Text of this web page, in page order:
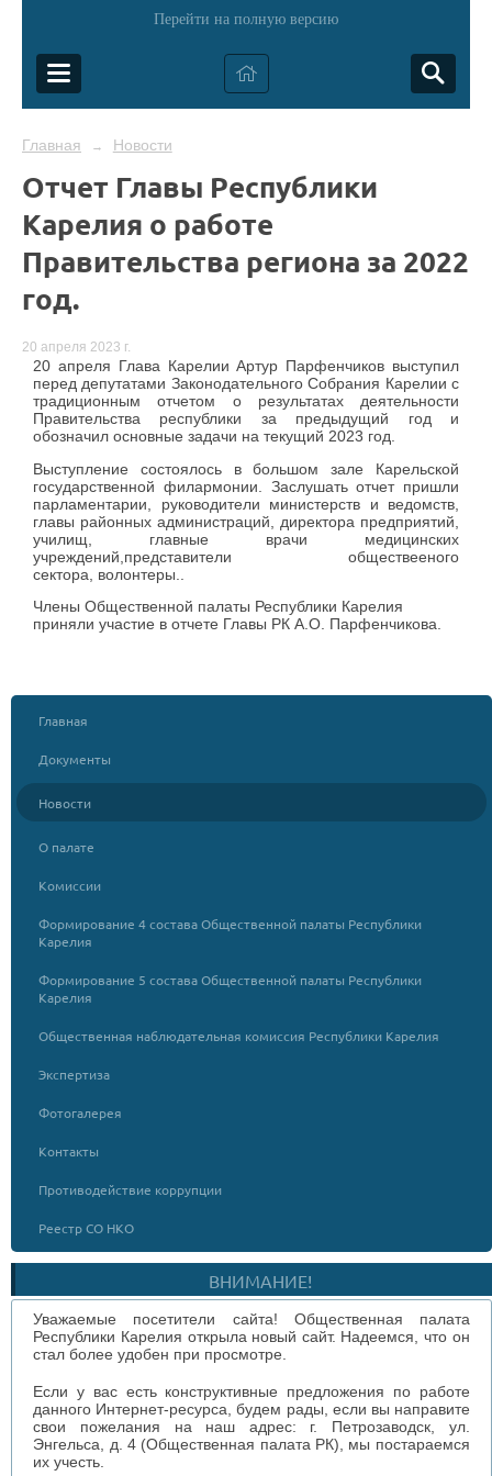
Перейти на полную версию
Главная → Новости
Отчет Главы Республики
Карелия о работе
Правительства региона за 2022
год.
20 апреля 2023 г.
20 апреля Глава Карелии Артур Парфенчиков выступил
перед депутатами Законодательного Собрания Карелии с
традиционным отчетом о результатах деятельности
Правительства республики за предыдущий год и
обозначил основные задачи на текущий 2023 год.
Выступление состоялось в большом зале Карельской
государственной филармонии. Заслушать отчет пришли
парламентарии, руководители министерств и ведомств,
главы районных администраций, директора предприятий,
училищ, главные врачи медицинских
учреждений,представители обществееного
сектора, волонтеры..
Члены Общественной палаты Республики Карелия
приняли участие в отчете Главы РК А.О. Парфенчикова.
Главная
Документы
Новости
О палате
Комиссии
Формирование 4 состава Общественной палаты Республики
Карелия
Формирование 5 состава Общественной палаты Республики
Карелия
Общественная наблюдательная комиссия Республики Карелия
Экспертиза
Фотогалерея
Контакты
Противодействие коррупции
Реестр СО НКО
ВНИМАНИЕ!
Уважаемые посетители сайта! Общественная палата
Республики Карелия открыла новый сайт. Надеемся, что он
стал более удобен при просмотре.
Если у вас есть конструктивные предложения по работе
данного Интернет-ресурса, будем рады, если вы направите
свои пожелания на наш адрес: г. Петрозаводск, ул.
Энгельса, д. 4 (Общественная палата РК), мы постараемся
их учесть.